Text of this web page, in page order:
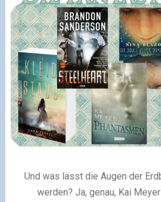
Und was lässt die Augen der
werden? Ja, genau, Kai